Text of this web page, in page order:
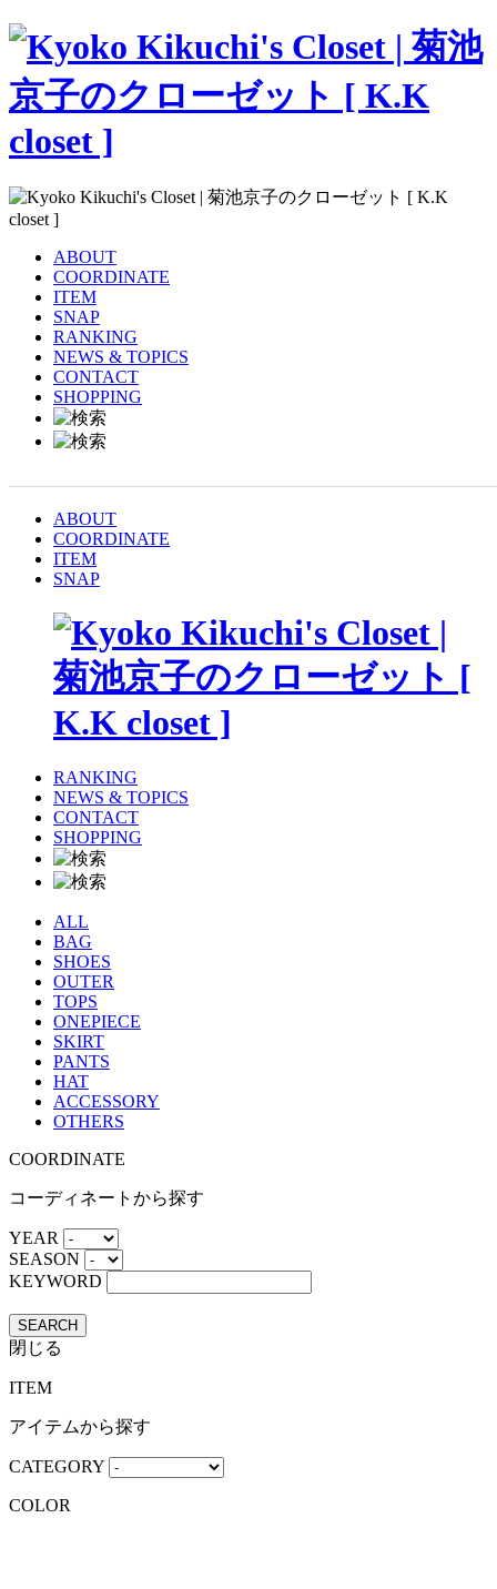
ABOUT
COORDINATE
ITEM
SNAP
RANKING
NEWS & TOPICS
CONTACT
SHOPPING
ABOUT
COORDINATE
ITEM
SNAP
RANKING
NEWS & TOPICS
CONTACT
SHOPPING
ALL
BAG
SHOES
OUTER
TOPS
ONEPIECE
SKIRT
PANTS
HAT
ACCESSORY
OTHERS
COORDINATE
コーディネートから探す
YEAR
SEASON
KEYWORD
SEARCH
閉じる
ITEM
アイテムから探す
CATEGORY
COLOR